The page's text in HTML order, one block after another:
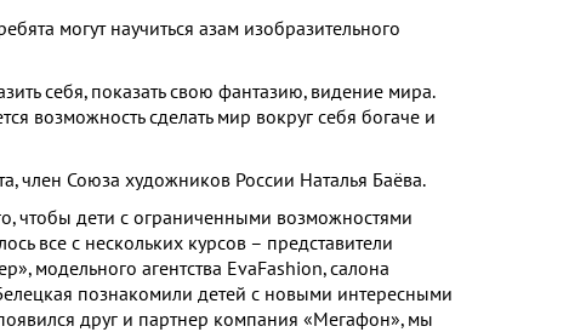
могут научиться азам изобразительного
себя, показать свою фантазию, видение мира.
возможность сделать мир вокруг себя богаче и
член Союза художников России Наталья Баёва.
чтобы дети с ограниченными возможностями
все с нескольких курсов – представители
модельного агентства EvaFashion, салона
познакомили детей с новыми интересными
друг и партнер компания «Мегафон», мы